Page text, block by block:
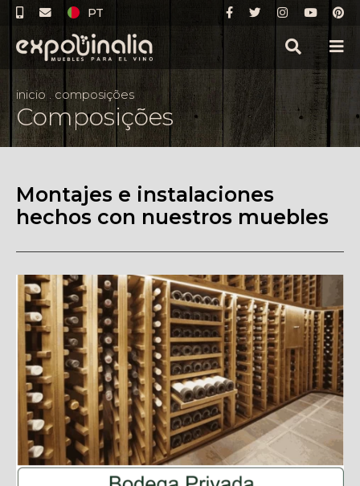
PT
inicio .composições
Composições
Montajes e instalaciones
hechos con nuestros muebles